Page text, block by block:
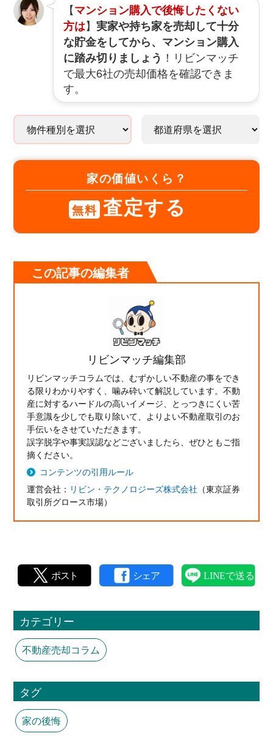
【マンション購入で後悔したくない
方は】 実家や持ち家を売却して十分
な貯金をしてから、マンション購入
に踏み切りましょう ！リビンマッチ
で最大6社の売却価格を確認できま
す。
家の価値いくら？
無料 査定する
この記事の編集者
リビンマッチ編集部
リビンマッチコラムでは、むずかしい不動産の事をでき
る限りわかりやすく、噛み砕いて解説しています。不動
産に対するハードルの高いイメージ、とっつきにくい苦
手意識を少しでも取り除いて、よりよい不動産取引のお
手伝いをさせていただきます。
誤字脱字や事実誤認などございましたら、ぜひともご指
摘ください。
コンテンツの引用ルール
運営会社： リビン・テクノロジーズ株式会社 （東京証券
取引所グロース市場）
カテゴリー
不動産売却コラム
タグ
家の後悔